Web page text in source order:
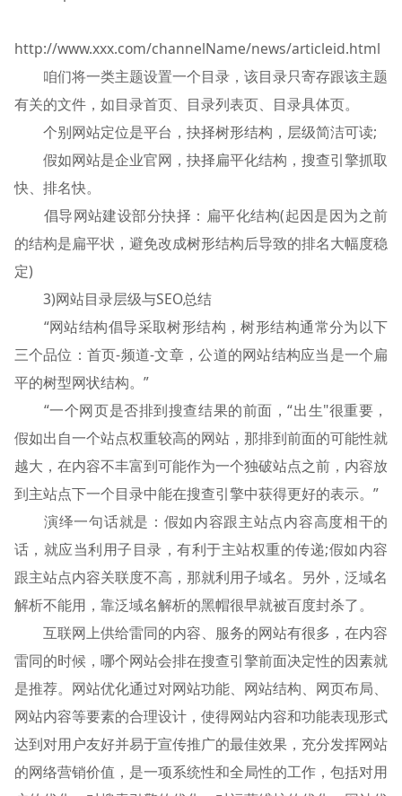
http://www.xxx.com/channelName/news/articleid.html
咱们将一类主题设置一个目录，该目录只寄存跟该主题
有关的文件，如目录首页、目录列表页、目录具体页。
个别网站定位是平台，抉择树形结构，层级简洁可读;
假如网站是企业官网，抉择扁平化结构，搜查引擎抓取
快、排名快。
倡导网站建设部分抉择：扁平化结构(起因是因为之前
的结构是扁平状，避免改成树形结构后导致的排名大幅度稳
定)
3)网站目录层级与SEO总结
“网站结构倡导采取树形结构，树形结构通常分为以下
三个品位：首页-频道-文章，公道的网站结构应当是一个扁
平的树型网状结构。”
“一个网页是否排到搜查结果的前面，“出生"很重要，
假如出自一个站点权重较高的网站，那排到前面的可能性就
越大，在内容不丰富到可能作为一个独破站点之前，内容放
到主站点下一个目录中能在搜查引擎中获得更好的表示。”
演绎一句话就是：假如内容跟主站点内容高度相干的
话，就应当利用子目录，有利于主站权重的传递;假如内容
跟主站点内容关联度不高，那就利用子域名。另外，泛域名
解析不能用，靠泛域名解析的黑帽很早就被百度封杀了。
互联网上供给雷同的内容、服务的网站有很多，在内容
雷同的时候，哪个网站会排在搜查引擎前面决定性的因素就
是推荐。网站优化通过对网站功能、网站结构、网页布局、
网站内容等要素的合理设计，使得网站内容和功能表现形式
达到对用户友好并易于宣传推广的最佳效果，充分发挥网站
的网络营销价值，是一项系统性和全局性的工作，包括对用